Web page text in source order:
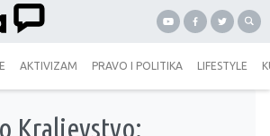
AKTIVIZAM PRAVO I POLITIKA LIFESTYLE
Kraljevstvo: